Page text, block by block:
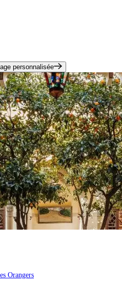
personnalisée
Orangers